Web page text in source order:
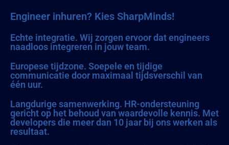
Engineer inhuren? Kies SharpMinds!
Echte integratie. Wij zorgen ervoor dat engineers
naadloos integreren in jouw team.
Europese tijdzone. Soepele en tijdige
communicatie door maximaal tijdsverschil van
één uur.
Langdurige samenwerking. HR-ondersteuning
gericht op het behoud van waardevolle kennis. Met
developers die meer dan 10 jaar bij ons werken als
resultaat.